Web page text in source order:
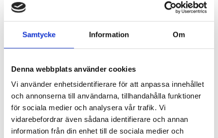
Samtycke Information Om
Denna webbplats använder cookies
Vi använder enhetsidentifierare för att anpassa innehållet
och annonserna till användarna, tillhandahålla funktioner
för sociala medier och analysera vår trafik. Vi
vidarebefordrar även sådana identifierare och annan
information från din enhet till de sociala medier och
Att uppleva
Hemsida
MERTRAILHÄTTANI KANALPARKEN
FALLEN